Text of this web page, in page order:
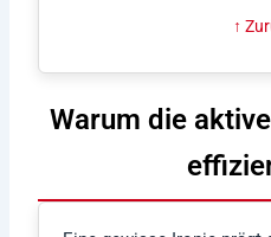
↑
Warum die